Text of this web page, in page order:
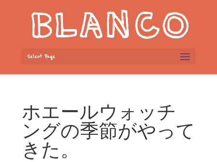
Select Page
ホエールウォッチ
ングの季節がやって
きた。